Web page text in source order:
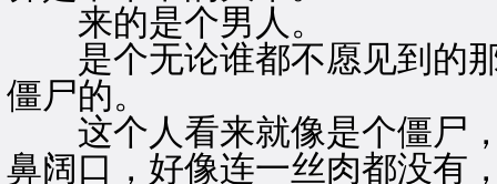
来的是个男人。
是个无论谁都不愿见到的
僵尸的。
这个人看来就像是个僵尸，
鼻阔口，好像连一丝肉都没有